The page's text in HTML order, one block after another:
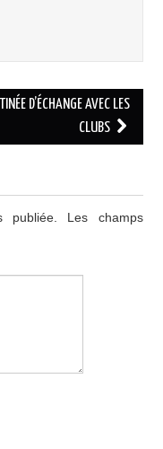
D’ÉCHANGE AVEC LES
CLUBS
Les champs